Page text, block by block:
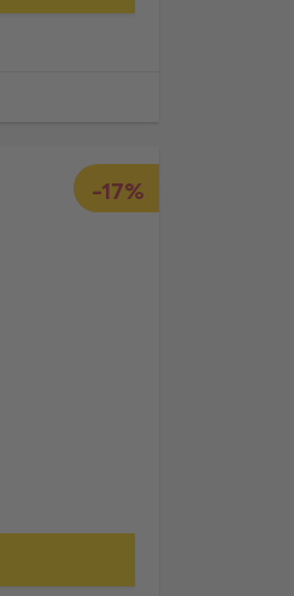
-17%